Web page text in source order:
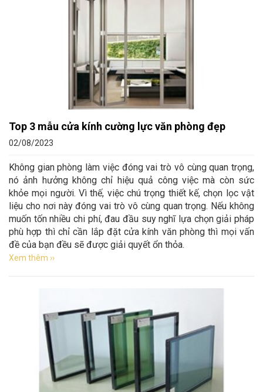
Top 3 mẫu cửa kính cường lực văn phòng đẹp
02/08/2023
Không gian phòng làm việc đóng vai trò vô cùng quan trọng,
nó ảnh hưởng không chỉ hiệu quả công việc mà còn sức
khỏe mọi người. Vì thế, việc chú trọng thiết kế, chọn lọc vật
liệu cho nơi này đóng vai trò vô cùng quan trọng. Nếu không
muốn tốn nhiều chi phí, đau đầu suy nghĩ lựa chọn giải pháp
phù hợp thì chỉ cần lắp đặt cửa kính văn phòng thì mọi vấn
đề của bạn đều sẽ được giải quyết ổn thỏa.
Xem thêm ››